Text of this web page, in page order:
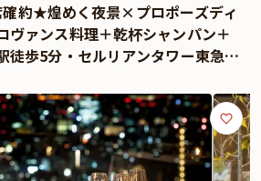
功率100％を誇る幻想的なチャペルでプロポー
ーズのシーンをより一層盛り上げてくれるはず
添えたデザートプレート、花束、リムジンでの
サプライズが最高にドラマティックなプロポー
演出についてのご希望をお伺いし、心を込めて
違いなしです。
確約★煌めく夜景×プロポーズディ
ヴァンス料理＋乾杯シャンパン＋
徒歩5分・セルリアンタワー東急ホ